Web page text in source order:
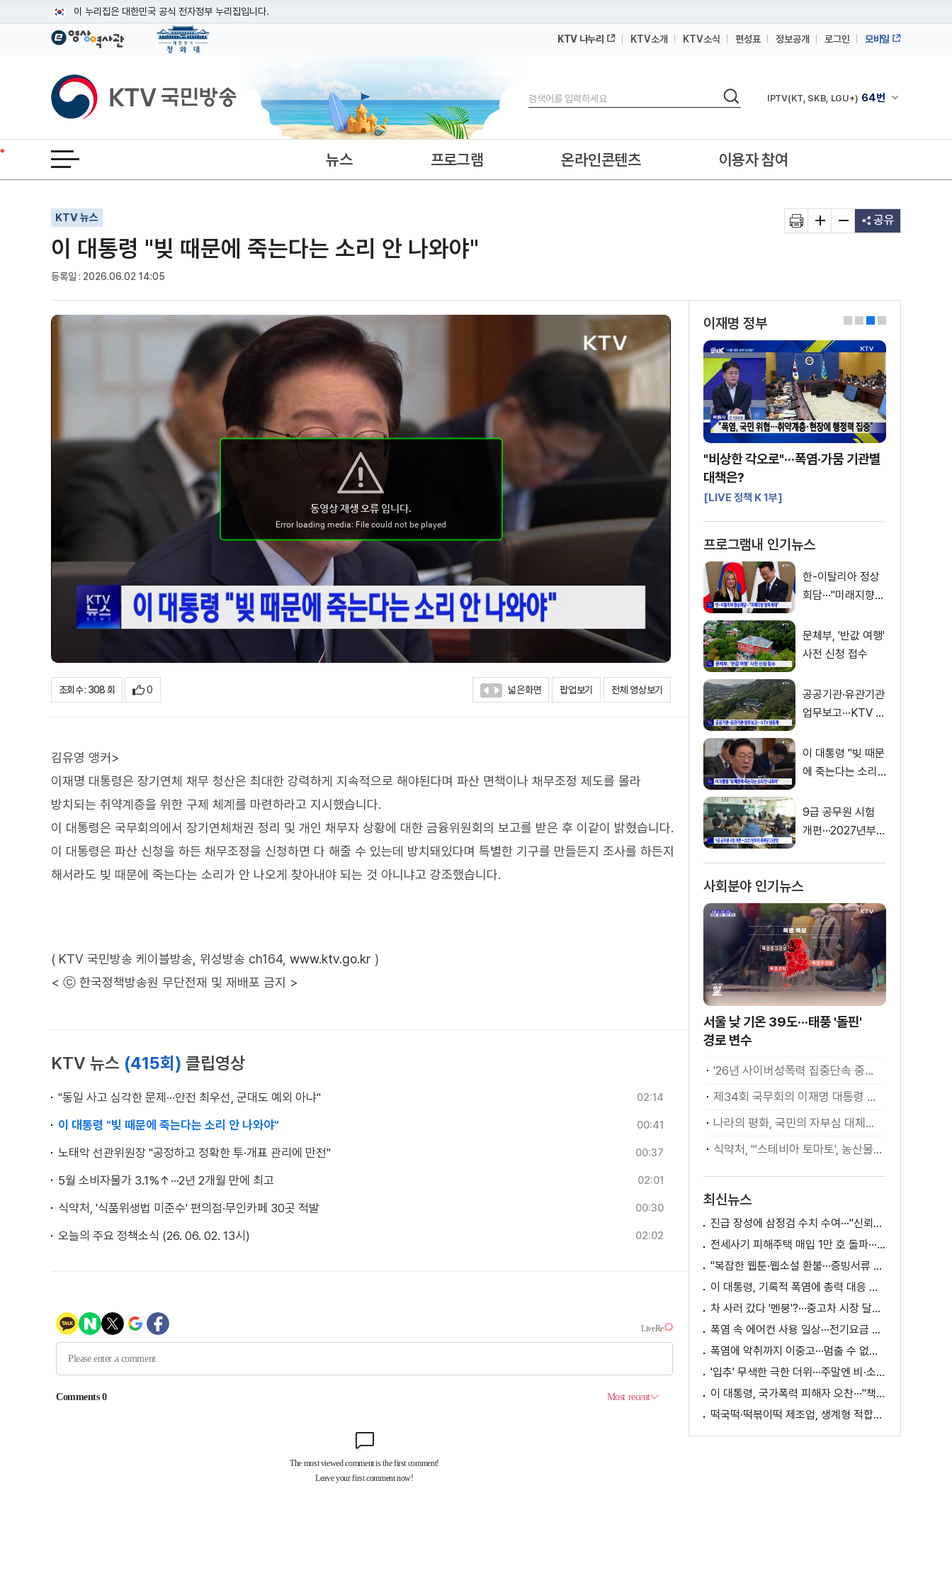
이 누리집은 대한민국 공식 전자정부 누리집입니다.
공식 누리집 주소 확인하기
이밖에 or.kr 또는 .kr등 다른 도메인 주소를 사용하고 있다면 아래 URL에서 도메인 주소를 확인해 보세요
운영중인 공식 누리집보기
KTV 나누리 KTV소개 KTV소식 편성표 정보공개 로그인 모바일
KTV국민방송
검색
검색 채널안내 펼쳐
IPTV(KT, SKB, LGU+) 64번
IPTV(KT, SKB, LGU+)
전체메뉴 열기 뉴스 프로그램 온라인콘텐츠 이용자 참여
KTV 뉴스
이 대통령 "빚 때문에 죽는다는 소리 안 나와야"
등록일 : 2026.06.02 14:05
기사인쇄
글자확대
글자축소 공유
조회수 : 308 회 0 넓은화면 팝업보기 전체 영상보기
김유영 앵커>
이재명 대통령은 장기연체 채무 청산은 최대한 강력하게 지속적으로 해야된다며 파산 면책이나 채무조정 제도를 몰라
방치되는 취약계층을 위한 구제 체계를 마련하라고 지시했습니다.
이 대통령은 국무회의에서 장기연체채권 정리 및 개인 채무자 상황에 대한 금융위원회의 보고를 받은 후 이같이 밝혔습니다.
이 대통령은 파산 신청을 하든 채무조정을 신청하면 다 해줄 수 있는데 방치돼있다며 특별한 기구를 만들든지 조사를 하든지
해서라도 빚 때문에 죽는다는 소리가 안 나오게 찾아내야 되는 것 아니냐고 강조했습니다.
( KTV 국민방송 케이블방송, 위성방송 ch164, www.ktv.go.kr )
< ⓒ 한국정책방송원 무단전재 및 재배포 금지 >
KTV 뉴스 (415회) 클립영상
"동일 사고 심각한 문제···안전 최우선, 군대도 예외 아냐" 02:14
이 대통령 "빚 때문에 죽는다는 소리 안 나와야" 00:41
노태악 선관위원장 "공정하고 정확한 투·개표 관리에 만전" 00:37
5월 소비자물가 3.1%↑···2년 2개월 만에 최고 02:01
식약처, '식품위생법 미준수' 편의점·무인카페 30곳 적발 00:30
오늘의 주요 정책소식 (26. 06. 02. 13시) 02:02
이재명 정부 0
1
2
3
"비상한 각오로"···폭염·가뭄 기관별
대책은?
[LIVE 정책 K 1부]
프로그램내 인기뉴스
한-이탈리아 정상
회담···"미래지향
문체부, '반값 여행'
사전 신청 접수
공공기관·유관기관
업무보고···KTV 생
이 대통령 "빚 때문
에 죽는다는 소리
9급 공무원 시험
개편···2027년부터
사회분야 인기뉴스
서울 낮 기온 39도···태풍 '돌핀'
경로 변수
'26년 사이버성폭력 집중단속 중간성과 발표···향후 추진계획은?
제34회 국무회의 이재명 대통령 모두발언
나라의 평화, 국민의 자부심 대체불가 대한민국 이재명 대통령 모두말씀
식약처, "'스테비아 토마토', 농산물 아닌 가공식품"
최신뉴스
진급 장성에 삼정검 수치 수여···"신뢰회복 애써달라"
전세사기 피해주택 매입 1만 호 돌파···피해 지원 속도
"복잡한 웹툰·웹소설 환불···증빙서류 요구까지"
이 대통령, 기록적 폭염에 총력 대응 지시 [외신에 비친 한국]
차 사러 갔다 '멘붕'?···중고차 시장 달라진다
폭염 속 에어컨 사용 일상···전기요금 줄이려면?
폭염에 악취까지 이중고···멈출 수 없는 필수노동
'입추' 무색한 극한 더위···주말엔 비·소나기
이 대통령, 국가폭력 피해자 오찬···"책임지고 치유"
떡국떡·떡볶이떡 제조업, 생계형 적합업종 재지정